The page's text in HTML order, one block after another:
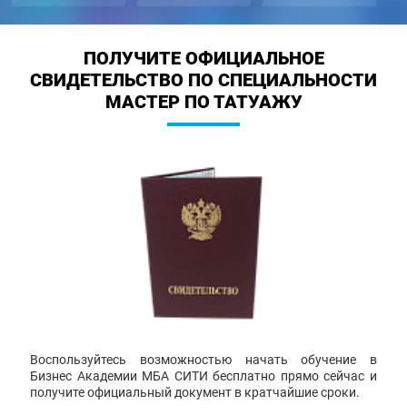
ПОЛУЧИТЕ ОФИЦИАЛЬНОЕ
СВИДЕТЕЛЬСТВО ПО СПЕЦИАЛЬНОСТИ
МАСТЕР ПО ТАТУАЖУ
Воспользуйтесь возможностью начать обучение в
Бизнес Академии МБА СИТИ бесплатно прямо сейчас и
получите официальный документ в кратчайшие сроки.